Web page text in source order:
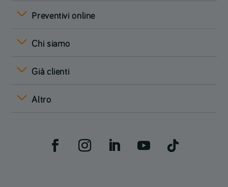
Preventivi online
Chi siamo
Già clienti
Altro